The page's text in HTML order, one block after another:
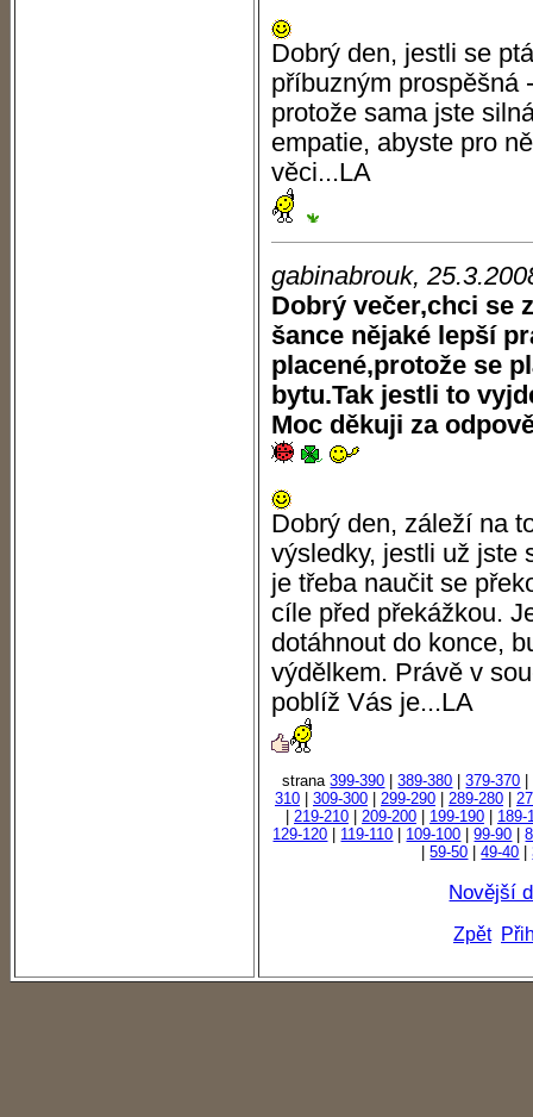
Dobrý den, jestli se
příbuzným prospěšná
protože sama jste
empatie, abyste pro
věci...LA
gabinabrouk,
Dobrý večer,chci se
šance nějaké lepší
placené,protože se
bytu.Tak jestli to
Moc děkuji za
Dobrý den, záleží na
výsledky, jestli už jste
je třeba naučit se
cíle před překážkou.
dotáhnout do konce,
výdělkem. Právě v
poblíž Vás je...LA
strana399-390 |389-380 |379-370
310
309-300 299-290 289-280
219-210 209-200 199-190
189-
129-120
119-110 109-100 |99-90 |
|59-50 |49-40 |
Novější
Zpět